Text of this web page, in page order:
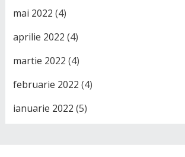
mai 2022 (4)
aprilie 2022 (4)
martie 2022 (4)
februarie 2022 (4)
ianuarie 2022 (5)